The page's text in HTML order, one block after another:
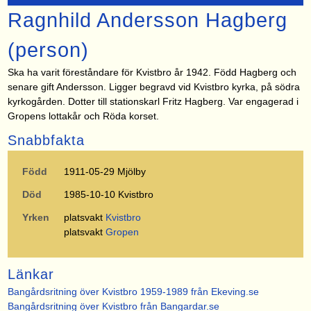
Ragnhild Andersson Hagberg
(person)
Ska ha varit föreståndare för Kvistbro år 1942. Född Hagberg och
senare gift Andersson. Ligger begravd vid Kvistbro kyrka, på södra
kyrkogården. Dotter till stationskarl Fritz Hagberg. Var engagerad i
Gropens lottakår och Röda korset.
Snabbfakta
Född 1911-05-29 Mjölby
Död 1985-10-10 Kvistbro
Yrken platsvakt Kvistbro
platsvakt Gropen
Länkar
Bangårdsritning över Kvistbro 1959-1989 från Ekeving.se
Bangårdsritning över Kvistbro från Bangardar.se